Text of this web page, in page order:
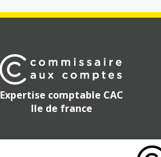
Expertise comptable CAC
Ile de france